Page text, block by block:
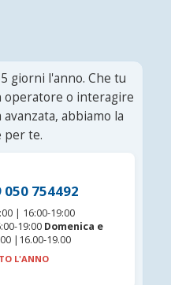
giorni l'anno. Che tu
operatore o interagire
abbiamo la
per te.
754492
| 16:00-19:00
19:00 Domenica e
|16.00-19.00
L'ANNO